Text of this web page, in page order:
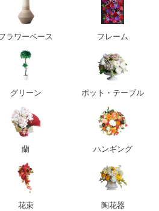
ラワーベース フレーム
グリーン ポット・テーブル
蘭 ハンギング
花束 陶花器